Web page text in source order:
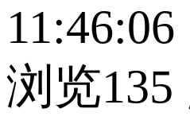
11:46:06
浏览135